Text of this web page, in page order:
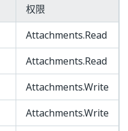
权限
Attachments.Read
Attachments.Read
Attachments.Write
Attachments.Write